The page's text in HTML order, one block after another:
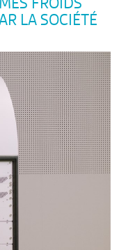
LA SOCIÉTÉ